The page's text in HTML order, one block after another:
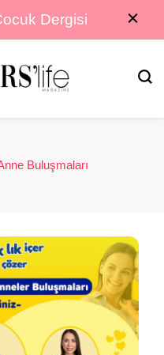
Dergisi
Life
Buluşmaları